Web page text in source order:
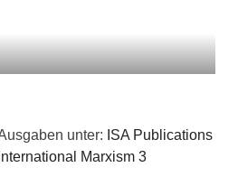
unter: ISA Publications
International Marxism 3